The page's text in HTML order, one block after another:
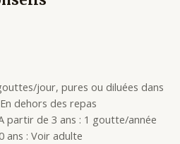
jour, pures ou diluées dans
dehors des repas
partir de 3 ans : 1 goutte/année
ans : Voir adulte